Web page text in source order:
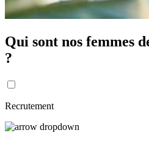
Qui sont nos femmes
?
Recrutement